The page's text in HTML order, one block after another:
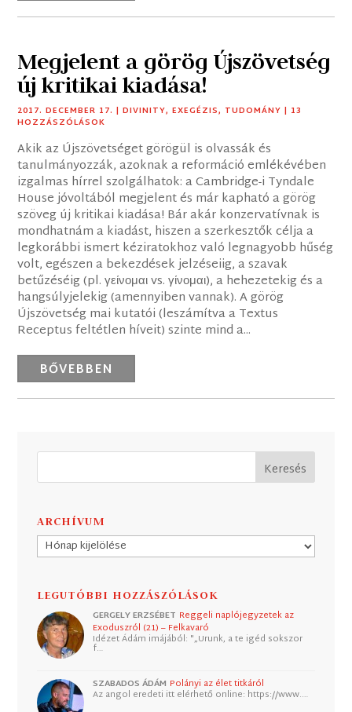
Megjelent a görög Újszövetség
új kritikai kiadása!
2017. DECEMBER 17. |DIVINITY,EXEGÉZIS, TUDOMÁNY | 13
HOZZÁSZÓLÁSOK
Akik az Újszövetséget görögül is olvassák és
tanulmányozzák, azoknak a reformáció emlékévében
izgalmas hírrel szolgálhatok: a Cambridge-i Tyndale
House jóvoltából megjelent és már kapható a görög
szöveg új kritikai kiadása! Bár akár konzervatívnak is
mondhatnám a kiadást, hiszen a szerkesztők célja a
legkorábbi ismert kéziratokhoz való legnagyobb hűség
volt, egészen a bekezdések jelzéseiig, a szavak
betűzéséig (pl. γείνομαι vs. γίνομαι), a hehezetekig és a
hangsúlyjelekig (amennyiben vannak). A görög
Újszövetség mai kutatói (leszámítva a Textus
Receptus feltétlen híveit) szinte mind a...
BŐVEBBEN
ARCHÍVUM
Archívum
LEGUTÓBBI HOZZÁSZÓLÁSOK
GERGELY ERZSÉBET Reggeli naplójegyzetek az
Exoduszról (21) – Felkavaró
Idézet Ádám imájából: "„Urunk, a te igéd sokszor
f…
SZABADOS ÁDÁM Polányi az élet titkáról
Az angol eredeti itt elérhető online: https://www.…